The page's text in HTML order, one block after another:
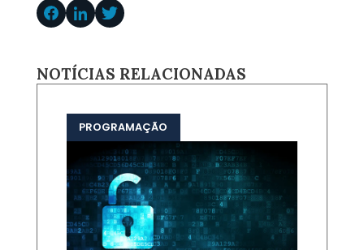
NOTÍCIAS RELACIONADAS
PROGRAMAÇÃO